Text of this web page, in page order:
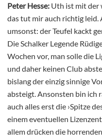
Peter Hesse: Uth ist mit der
das tut mir auch richtig leid.
umsonst: der Teufel kackt
Die Schalker Legende
Wochen vor, man solle die
und daher keinen Club
bislang der einzig sinnige
absteigt. Ansonsten bin ich
auch alles erst die ›Spitze
einem eventuellen
allem drücken die